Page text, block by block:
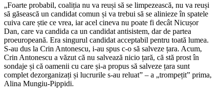
„Foarte probabil, coaliția nu va reuși să se limpezească, nu va reuși
să găsească un candidat comun și va trebui să se alinieze în spatele
cuiva care știe ce vrea, iar acel cineva nu poate fi decât Nicușor
Dan, care va candida ca un candidat antisistem, dar de partea
proeuropeană. Era singurul candidat acceptabil pentru toată lumea.
S-au dus la Crin Antonescu, i-au spus c-o să salveze țara. Acum,
Crin Antonescu a văzut că nu salvează nicio țară, că stă prost în
sondaje și că oamenii cu care și-a propus să salveze țara sunt
complet dezorganizați și lucrurile s-au reluat” – a „trompețit” prima,
Alina Mungiu-Pippidi.